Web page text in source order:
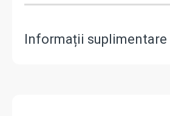
Informații suplimentare